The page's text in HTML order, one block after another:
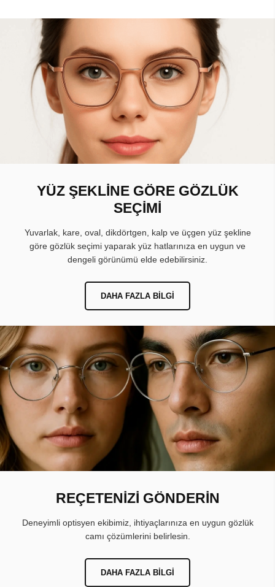
YÜZ ŞEKLİNE GÖRE GÖZLÜK
SEÇİMİ
Yuvarlak, kare, oval, dikdörtgen, kalp ve üçgen yüz şekline
göre gözlük seçimi yaparak yüz hatlarınıza en uygun ve
dengeli görünümü elde edebilirsiniz.
DAHA FAZLA BILGI
REÇETENİZİ GÖNDERİN
Deneyimli optisyen ekibimiz, ihtiyaçlarınıza en uygun gözlük
camı çözümlerini belirlesin.
DAHA FAZLA BILGI